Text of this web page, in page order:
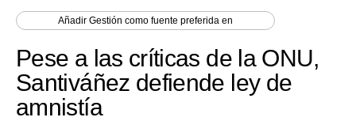
Economía
Mercados
AñadirGestión como fuente preferida en
Pese a las críticas de la ONU,
Santiváñez defiende ley de
amnistía